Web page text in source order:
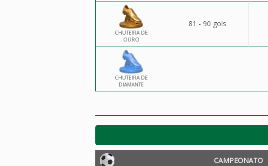
CHUTEIRA DE
OURO
81 - 90 gols
CHUTEIRA DE
DIAMANTE
CAMPEONATO